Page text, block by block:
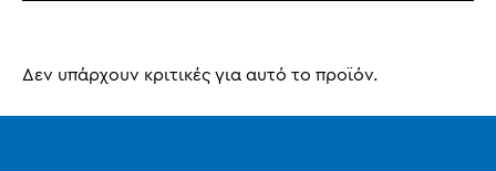
Δεν υπάρχουν κριτικές για αυτό το προϊόν.